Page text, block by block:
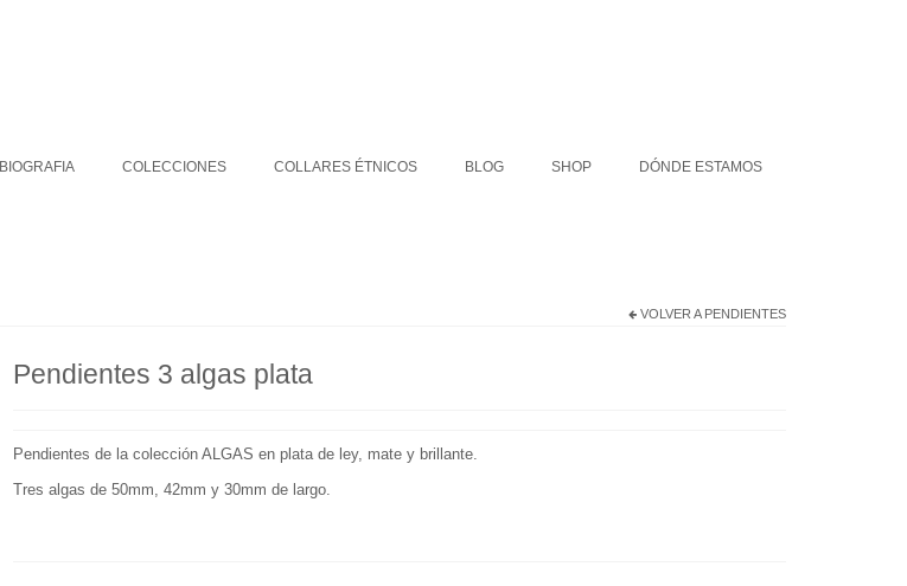
BIOGRAFIA COLECCIONES COLLARES ÉTNICOS BLOG SHOP DÓNDE ESTAMOS
VOLVER A PENDIENTES
Pendientes 3 algas plata
Pendientes de la colección ALGAS en plata de ley, mate y brillante.
Tres algas de 50mm, 42mm y 30mm de largo.